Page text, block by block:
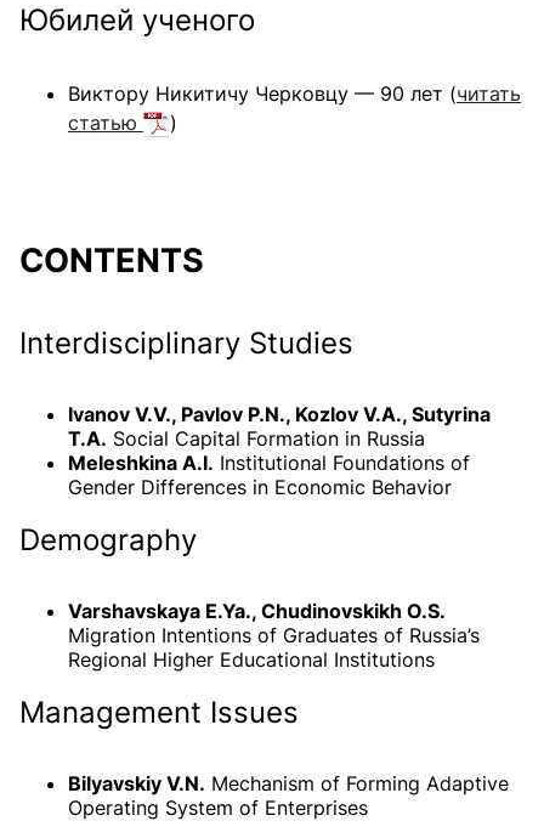
Юбилей ученого
Виктору Никитичу Черковцу — 90 лет (читать
статью
)
CONTENTS
Interdisciplinary Studies
Ivanov V.V., Pavlov P.N., Kozlov V.A., Sutyrina
T.A. Social Capital Formation in Russia
Meleshkina A.I. Institutional Foundations of
Gender Differences in Economic Behavior
Demography
Varshavskaya E.Ya., Chudinovskikh O.S.
Migration Intentions of Graduates of Russia’s
Regional Higher Educational Institutions
Management Issues
Bilyavskiy V.N. Mechanism of Forming Adaptive
Operating System of Enterprises